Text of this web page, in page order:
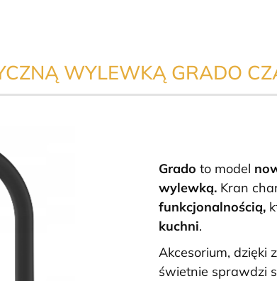
WYLEWKĄ GRADO
Grado to model
wylewką. Kran
funkcjonalnością,
kuchni.
Akcesorium, dzięki
świetnie sprawdzi